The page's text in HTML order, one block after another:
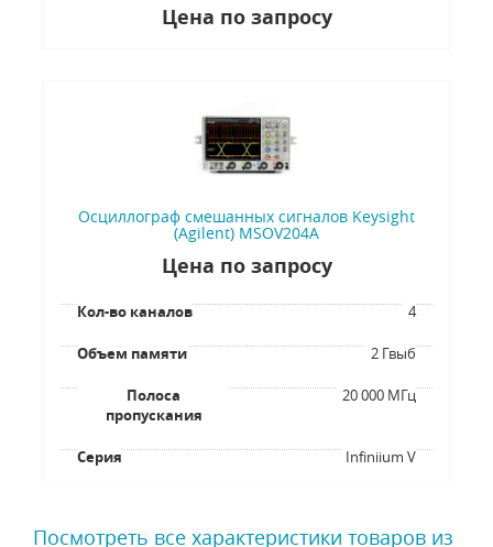
Цена по запросу
Осциллограф смешанных сигналов Keysight
(Agilent) MSOV204A
Цена по запросу
Кол-во каналов 4
Объем памяти 2 Гвыб
Полоса
пропускания
20 000 МГц
Серия Infiniium V
Посмотреть все характеристики товаров из